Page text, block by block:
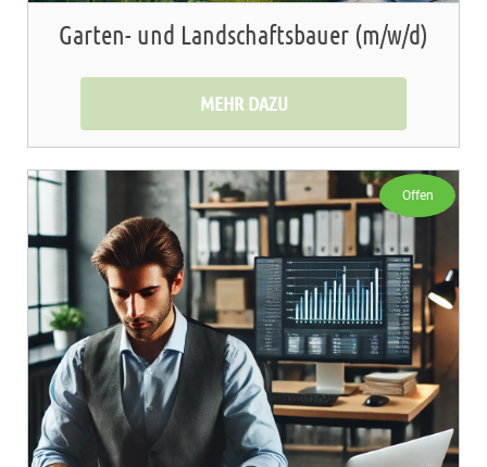
Garten- und Landschaftsbauer (m/w/d)
MEHR DAZU
Offen